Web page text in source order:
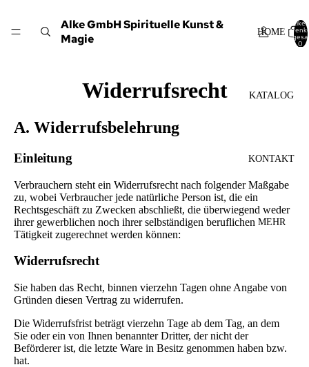
HOME
KATALOG
KONTAKT
MEHR
Alke GmbH Spirituelle Kunst &
Magie
Artikel
0
Widerrufsrecht
A. Widerrufsbelehrung
Einleitung
Verbrauchern steht ein Widerrufsrecht nach folgender Maßgabe
zu, wobei Verbraucher jede natürliche Person ist, die ein
Rechtsgeschäft zu Zwecken abschließt, die überwiegend weder
ihrer gewerblichen noch ihrer selbständigen beruflichen
Tätigkeit zugerechnet werden können:
Widerrufsrecht
Sie haben das Recht, binnen vierzehn Tagen ohne Angabe von
Gründen diesen Vertrag zu widerrufen.
Die Widerrufsfrist beträgt vierzehn Tage ab dem Tag, an dem
Sie oder ein von Ihnen benannter Dritter, der nicht der
Beförderer ist, die letzte Ware in Besitz genommen haben bzw.
hat.